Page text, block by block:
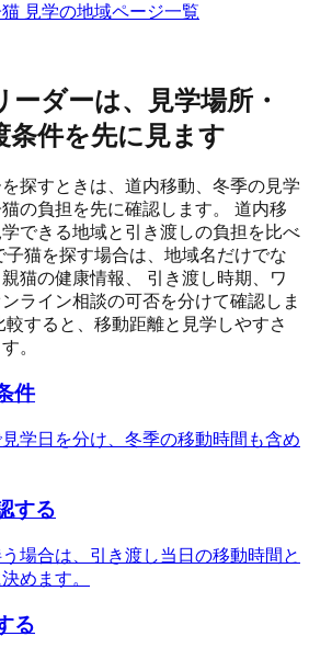
見学の地域ページ一覧
ーダーは、見学場所・
条件を先に見ます
探すときは、道内移動、冬季の見学
の負担を先に確認します。 道内移
できる地域と引き渡しの負担を比べ
子猫を探す場合は、地域名だけでな
猫の健康情報、 引き渡し時期、ワ
ライン相談の可否を分けて確認しま
すると、移動距離と見学しやすさ
。
件
学日を分け、冬季の移動時間も含め
する
場合は、引き渡し当日の移動時間と
めます。
る